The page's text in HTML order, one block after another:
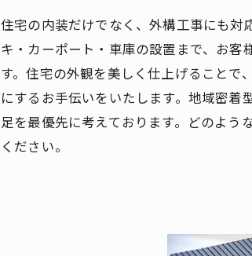
住宅の内装だけでなく、外構工事にも
キ・カーポート・車庫の設置まで、お
す。住宅の外観を美しく仕上げること
にするお手伝いをいたします。地域密
足を最優先に考えております。どのよ
ください。